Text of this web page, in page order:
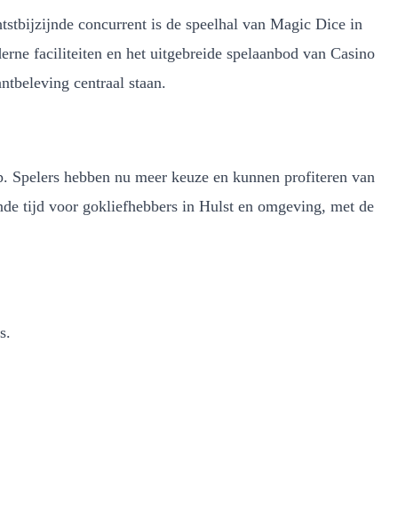
concurrent is de speelhal van Magic Dice in
faciliteiten en het uitgebreide spelaanbod van Casino
centraal staan.
hebben nu meer keuze en kunnen profiteren van
tijd voor gokliefhebbers in Hulst en omgeving, met de